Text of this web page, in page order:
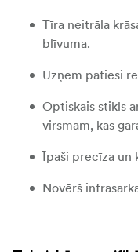
Tīra neitrāla
blīvuma.
Uzņem patiesi
Optiskais stikls
virsmām, kas
Īpaši precīza un
Novērš